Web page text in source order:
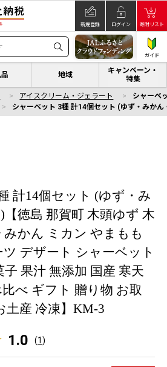
新規登録 ログイン 寄附リスト
ガイド
地域
キャンペーン・
特集
アイスクリーム・ジェラート
シャーベ
シャーベット 3種 計14個セット (ゆず・みか
計14個セット (ゆず・み
徳島 那賀町 木頭ゆず 木
みかん ミカン やまもも
デザート シャーベット
果汁 無添加 国産 寒天
べ ギフト 贈り物 お取
土産 冷凍】KM-3
1.0 (1)